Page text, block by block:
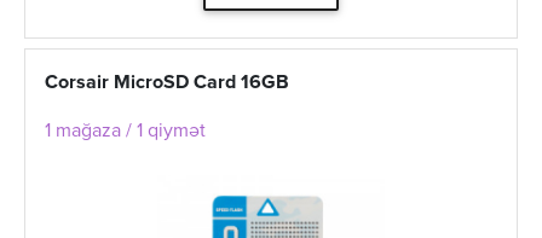
Corsair MicroSD Card 16GB
1 mağaza / 1 qiymət